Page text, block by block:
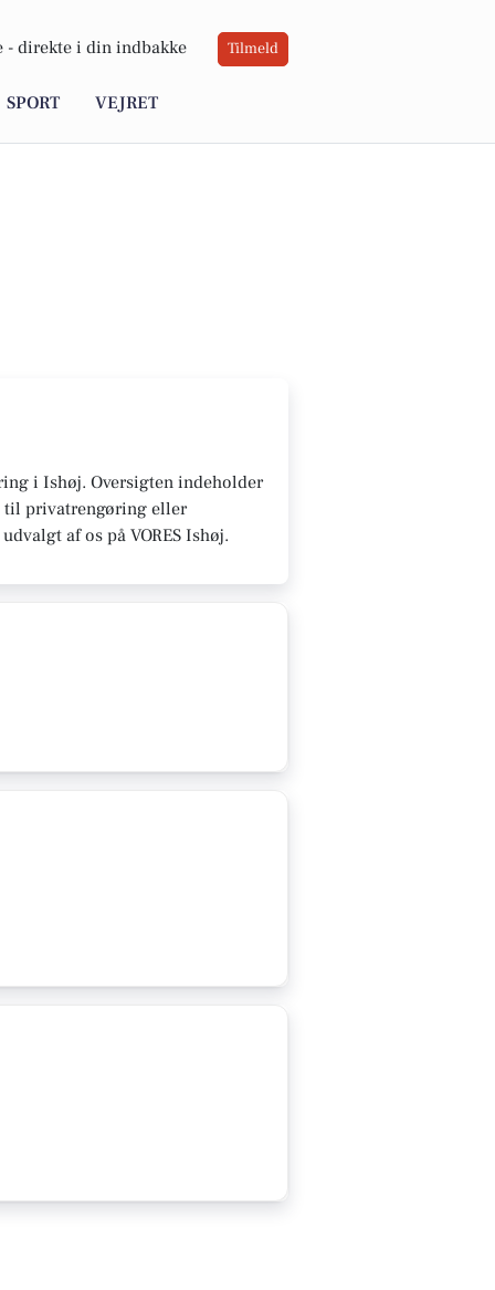
- direkte i din indbakke Tilmeld
SPORT VEJRET
i Ishøj. Oversigten indeholder
til privatrengøring eller
af os på VORES Ishøj.